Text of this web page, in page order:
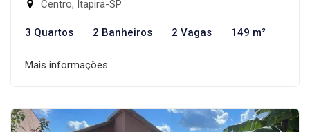
Centro, Itapira-SP
3 Quartos 2 Banheiros 2 Vagas 149 m²
Mais informações